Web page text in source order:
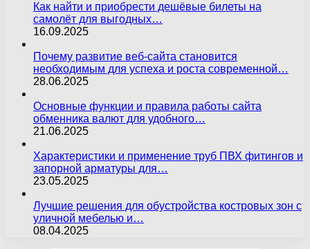
Как найти и приобрести дешёвые билеты на
самолёт для выгодных…
16.09.2025
Почему развитие веб-сайта становится
необходимым для успеха и роста современной…
28.06.2025
Основные функции и правила работы сайта
обменника валют для удобного…
21.06.2025
Характеристики и применение труб ПВХ фитингов и
запорной арматуры для…
23.05.2025
Лучшие решения для обустройства костровых зон с
уличной мебелью и…
08.04.2025